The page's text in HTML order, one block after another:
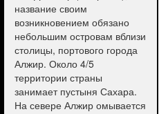
название своим
возникновением обязано
небольшим островам вблизи
столицы, портового города
Алжир. Около 4/5
территории страны
занимает пустыня Сахара.
На севере Алжир омывается